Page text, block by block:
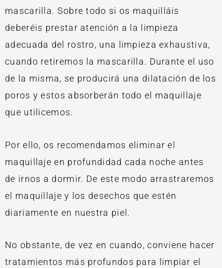
mascarilla. Sobre todo si os maquilláis
deberéis prestar atención a la limpieza
adecuada del rostro, una limpieza exhaustiva,
cuando retiremos la mascarilla. Durante el uso
de la misma, se producirá una dilatación de los
poros y estos absorberán todo el maquillaje
que utilicemos.
Por ello, os recomendamos eliminar el
maquillaje en profundidad cada noche antes
de irnos a dormir. De este modo arrastraremos
el maquillaje y los desechos que estén
diariamente en nuestra piel.
No obstante, de vez en cuando, conviene hacer
tratamientos más profundos para limpiar el